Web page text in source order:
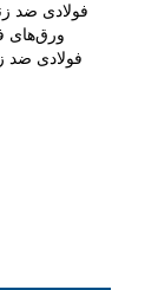
فولادی ضد
ورق‌های